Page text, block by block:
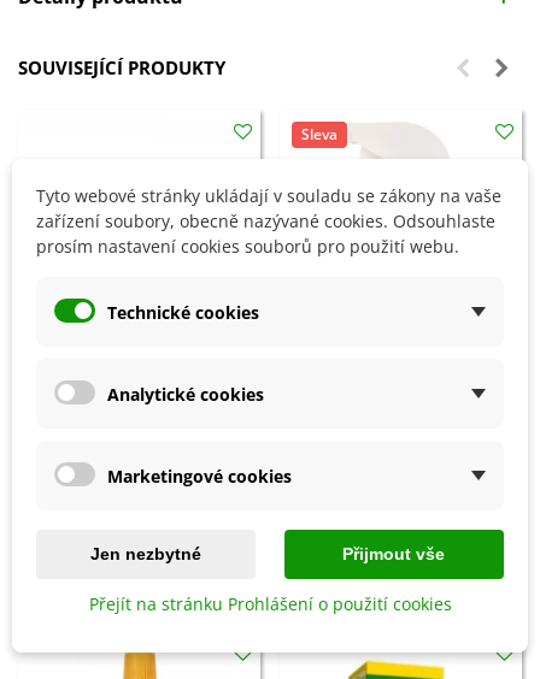
SOUVISEJÍCÍ PRODUKTY
Přidat do košíku
i praváky - Fiskars - 1 ks
Sleva
Tyto webové stránky ukládají v souladu se zákony na vaše
zařízení soubory, obecně nazývané cookies. Odsouhlaste
prosím nastavení cookies souborů pro použití webu.
Technické cookies
Analytické cookies
Marketingové cookies
Jen nezbytné Přijmout vše
Přejít na stránku Prohlášení o použití cookies